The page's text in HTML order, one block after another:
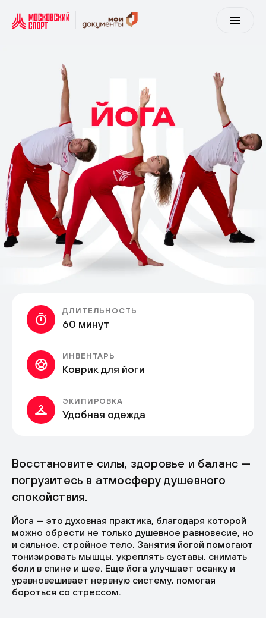
ДЛИТЕЛЬНОСТЬ
60 минут
ИНВЕНТАРЬ
Коврик для йоги
ЭКИПИРОВКА
Удобная одежда
Восстановите силы, здоровье и баланс —
погрузитесь в атмосферу душевного
спокойствия.
Йога — это духовная практика, благодаря которой
можно обрести не только душевное равновесие, но
и сильное, стройное тело. Занятия йогой помогают
тонизировать мышцы, укреплять суставы, снимать
боли в спине и шее. Еще йога улучшает осанку и
уравновешивает нервную систему, помогая
бороться со стрессом.